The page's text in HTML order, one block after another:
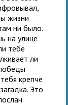
жизни
ни было.
на улице
тебе
ли
крепче
Это